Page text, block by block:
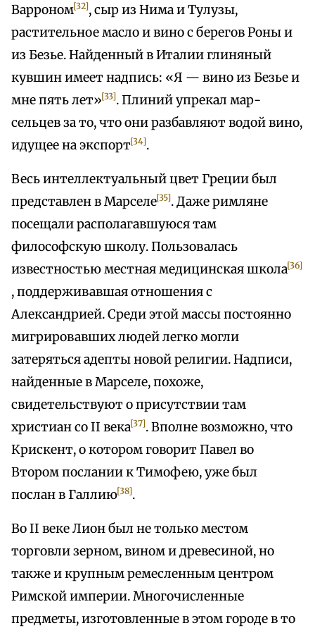
Варроном[32], сыр из Нима и Тулузы,
растительное масло и вино с берегов Роны и
из Безье. Найденный в Италии глиняный
кувшин имеет надпись: «Я — вино из Безье и
мне пять лет»[33]. Плиний упрекал мар-
сельцев за то, что они разбавляют водой вино,
идущее на экспорт[34].
Весь интеллектуальный цвет Греции был
представлен в Марселе[35]. Даже римляне
посещали располагавшуюся там
философскую школу. Пользовалась
известностью местная медицинская школа[36]
, поддерживавшая отношения с
Александрией. Среди этой массы постоянно
мигрировавших людей легко могли
затеряться адепты новой религии. Надписи,
найденные в Марселе, похоже,
свидетельствуют о присутствии там
христиан со II века[37]. Вполне возможно, что
Крискент, о котором говорит Павел во
Втором послании к Тимофею, уже был
послан в Галлию[38].
Во II веке Лион был не только местом
торговли зерном, вином и древесиной, но
также и крупным ремесленным центром
Римской империи. Многочисленные
предметы, изготовленные в этом городе в то